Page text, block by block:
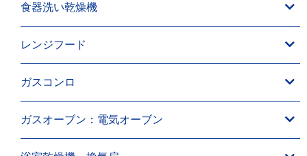
食器洗い乾燥機
レンジフード
ガスコンロ
ガスオーブン：電気オーブン